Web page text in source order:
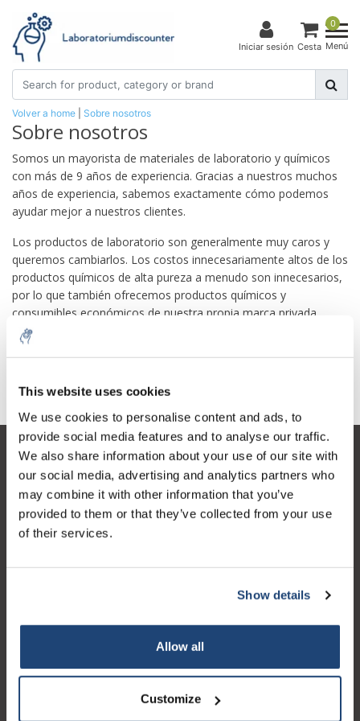
This website uses cookies
We use cookies to personalise content and ads, to
provide social media features and to analyse our traffic.
We also share information about your use of our site with
our social media, advertising and analytics partners who
may combine it with other information that you’ve
provided to them or that they’ve collected from your use
of their services.
Show details
Allow all
Customize
Iniciar sesión
0
Cesta Menú
Volver a home Sobre nosotros
Sobre nosotros
Somos un mayorista de materiales de laboratorio y químicos
con más de 9 años de experiencia. Gracias a nuestros muchos
años de experiencia, sabemos exactamente cómo podemos
ayudar mejor a nuestros clientes.
Los productos de laboratorio son generalmente muy caros y
queremos cambiarlos. Los costos innecesariamente altos de los
productos químicos de alta pureza a menudo son innecesarios,
por lo que también ofrecemos productos químicos y
consumibles económicos de nuestra propia marca privada.
Tanto empresas como particulares pueden contactar con
nosotros para asesoramiento profesional, por teléfono, email o
Atención al cliente
Mi cuenta
Detalles de contacto
Reviews 273 - Bien
4.4